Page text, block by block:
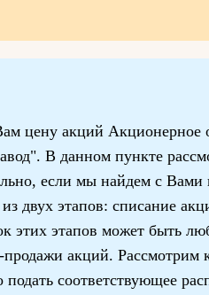
цену акций Акционерное
В данном пункте
если мы найдем с
двух этапов: списание
этих этапов может быть
продажи акций.
соответствующее